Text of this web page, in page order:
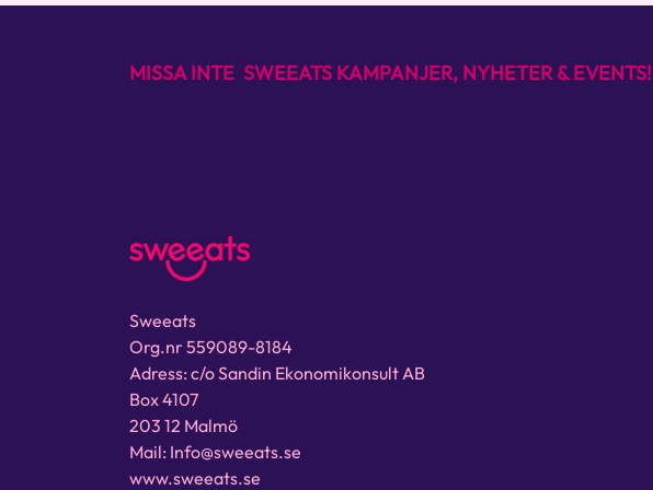
MISSA INTE SWEEATS KAMPANJER, NYHETER & EVENTS!
Sweeats
Org.nr 559089-8184
Adress: c/o Sandin Ekonomikonsult AB
Box 4107
203 12 Malmö
Mail: Info@sweeats.se
www.sweeats.se